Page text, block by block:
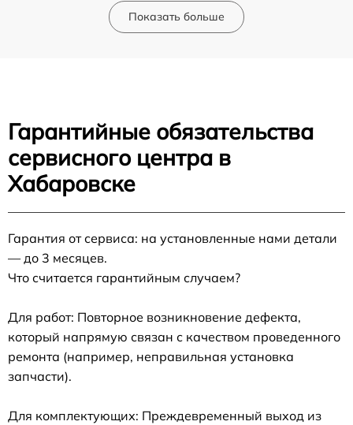
Показать больше
Гарантийные обязательства
сервисного центра в
Хабаровске
Гарантия от сервиса: на установленные нами детали
— до 3 месяцев.
Что считается гарантийным случаем?
Для работ: Повторное возникновение дефекта,
который напрямую связан с качеством проведенного
ремонта (например, неправильная установка
запчасти).
Для комплектующих: Преждевременный выход из